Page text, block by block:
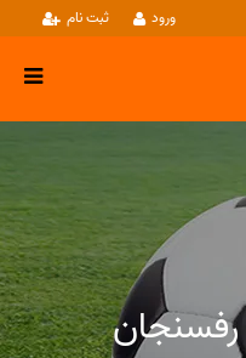
ثبت نام ورود